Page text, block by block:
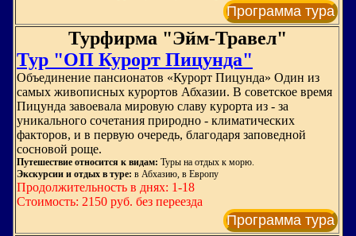
Программа тура
Турфирма "Эйм-Травел"
Тур "ОП Курорт Пицунда"
Объединение пансионатов «Курорт Пицунда» Один из
самых живописных курортов Абхазии. В советское время
Пицунда завоевала мировую славу курорта из - за
уникального сочетания природно - климатических
факторов, и в первую очередь, благодаря заповедной
сосновой роще.
Путешествие относится к видам: Туры на отдых к морю.
Экскурсии и отдых в туре: в Абхазию, в Европу
Продолжительность в днях: 1-18
Стоимость: 2150 руб. без переезда
Программа тура